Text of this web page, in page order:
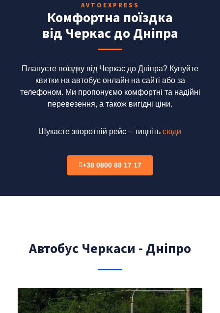
AVTOEXPRESS
Комфортна поїздка
від Черкас до Дніпра
Плануєте поїздку від Черкас до Дніпра? Купуйте
квитки на автобус онлайн на сайті або за
телефоном. Ми пропонуємо комфортні та надійні
перевезення, а також вигідні ціни.
Шукаєте зворотній рейс – тицніть сюди
+38 0800 88 17 17
Автобус Черкаси - Дніпро